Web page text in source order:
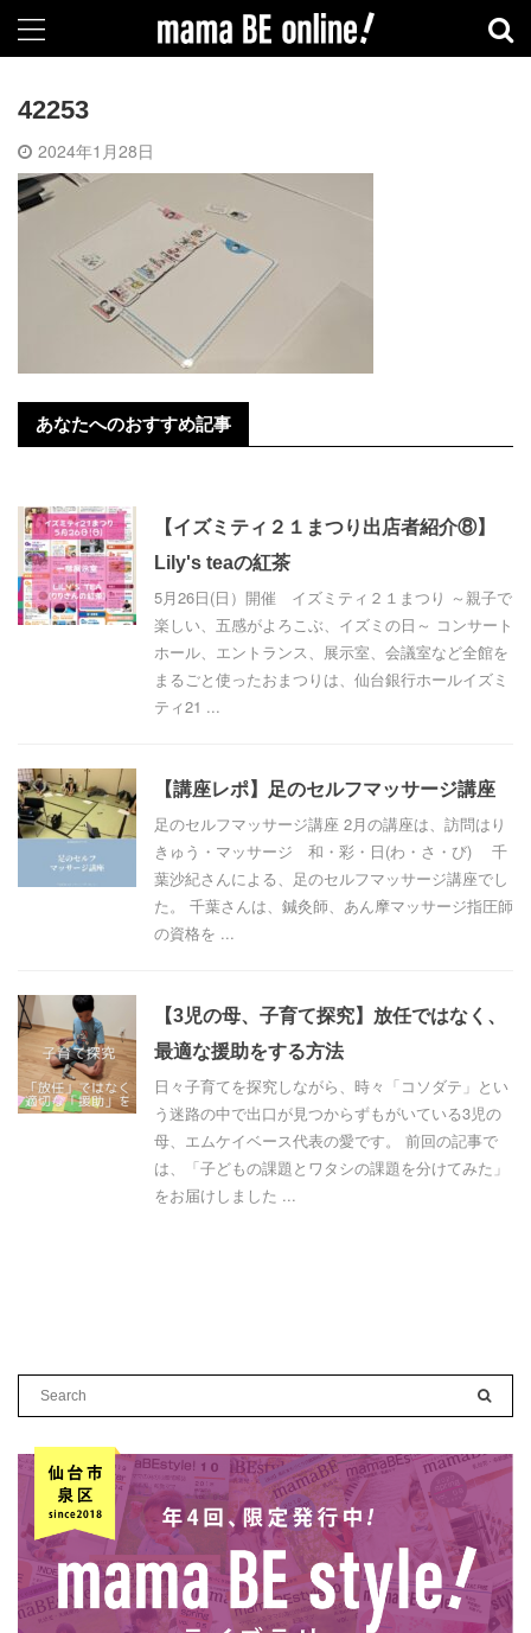
42253
2024年1月28日
あなたへのおすすめ記事
【イズミティ２１まつり出店者紹介⑧】
Lily's teaの紅茶
5月26日(日）開催 イズミティ２１まつり ～親子で
楽しい、五感がよろこぶ、イズミの日～ コンサート
ホール、エントランス、展示室、会議室など全館を
まるごと使ったおまつりは、仙台銀行ホールイズミ
ティ21 ...
【講座レポ】足のセルフマッサージ講座
足のセルフマッサージ講座 2月の講座は、訪問はり
きゅう・マッサージ 和・彩・日(わ・さ・び) 千
葉沙紀さんによる、足のセルフマッサージ講座でし
た。 千葉さんは、鍼灸師、あん摩マッサージ指圧師
の資格を ...
【3児の母、子育て探究】放任ではなく、
最適な援助をする方法
日々子育てを探究しながら、時々「コソダテ」とい
う迷路の中で出口が見つからずもがいている3児の
母、エムケイベース代表の愛です。 前回の記事で
は、「子どもの課題とワタシの課題を分けてみた」
をお届けしました ...